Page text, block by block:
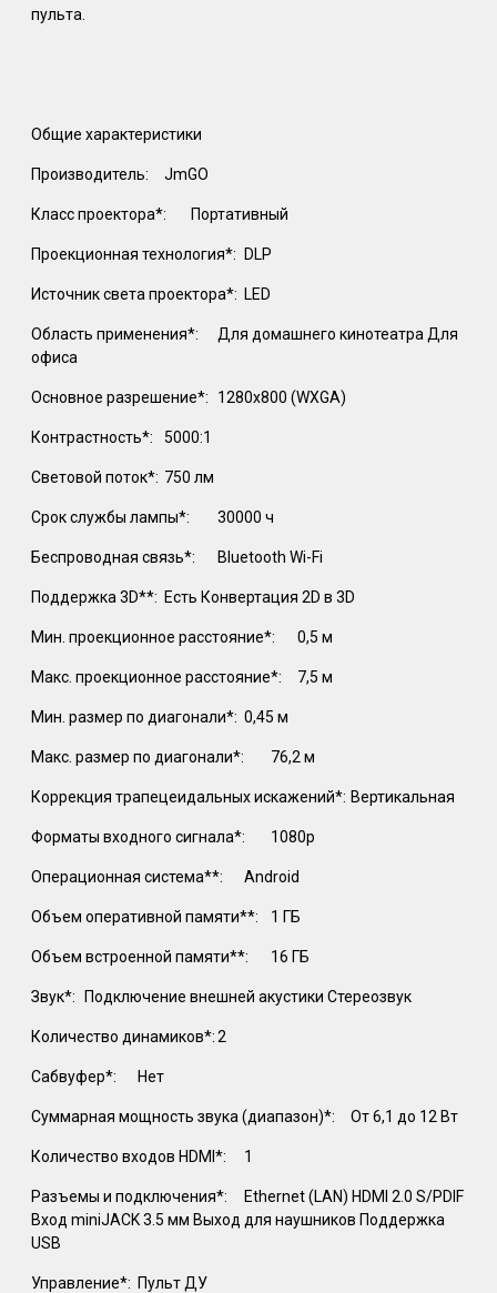
пульта.
Общие характеристики
Производитель: JmGO
Класс проектора*: Портативный
Проекционная технология*: DLP
Источник света проектора*: LED
Область применения*:
Для домашнего кинотеатра Для
офиса
Основное разрешение*: 1280х800 (WXGA)
Контрастность*: 5000:1
Световой поток*: 750 лм
Срок службы лампы*: 30000 ч
Беспроводная связь*: Bluetooth Wi-Fi
Поддержка 3D**: Есть Конвертация 2D в 3D
Мин. проекционное расстояние*: 0,5 м
Макс. проекционное расстояние*: 7,5 м
Мин. размер по диагонали*: 0,45 м
Макс. размер по диагонали*: 76,2 м
Коррекция трапецеидальных искажений*: Вертикальная
Форматы входного сигнала*: 1080p
Операционная система**: Android
Объем оперативной памяти**: 1 ГБ
Объем встроенной памяти**: 16 ГБ
Звук*: Подключение внешней акустики Стереозвук
Количество динамиков*:2
Сабвуфер*: Нет
Суммарная мощность звука (диапазон)*: От 6,1 до 12 Вт
Количество входов HDMI*: 1
Разъемы и подключения*:
Ethernet (LAN) HDMI 2.0 S/PDIF
Вход miniJACK 3.5 мм Выход для наушников Поддержка
USB
Управление*: Пульт ДУ